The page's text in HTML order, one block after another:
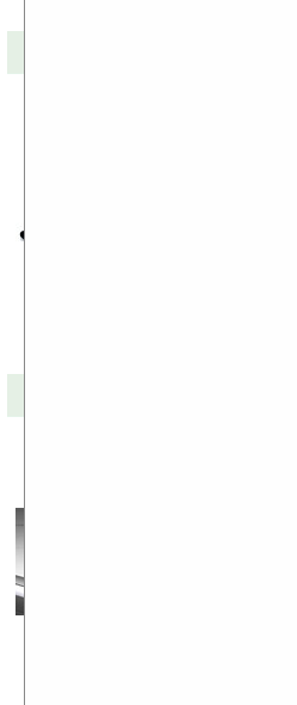
GoGear
Philips с
Компания
плеер,
FullSound
аппаратная
тысяч
сигнала
динамики
Philips
Сегодня
снимки
Телефон
дюймовым
240х400